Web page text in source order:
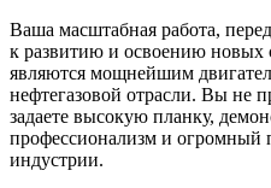
Ваша масштабная работа,
к развитию и освоению
являются мощнейшим
нефтегазовой отрасли. Вы не
задаете высокую планку,
профессионализм и огромный
индустрии.